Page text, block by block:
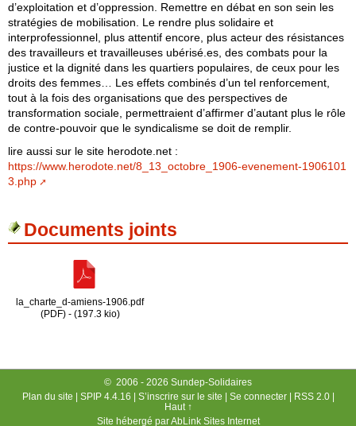
d’exploitation et d’oppression. Remettre en débat en son sein les
stratégies de mobilisation. Le rendre plus solidaire et
interprofessionnel, plus attentif encore, plus acteur des résistances
des travailleurs et travailleuses ubérisé.es, des combats pour la
justice et la dignité dans les quartiers populaires, de ceux pour les
droits des femmes… Les effets combinés d’un tel renforcement,
tout à la fois des organisations que des perspectives de
transformation sociale, permettraient d’affirmer d’autant plus le rôle
de contre-pouvoir que le syndicalisme se doit de remplir.
lire aussi sur le site herodote.net :
https://www.herodote.net/8_13_octobre_1906-evenement-1906101
3.php
Documents joints
la_charte_d-amiens-1906.pdf
(PDF) - (197.3 kio)
© 2006 - 2026 Sundep-Solidaires
Plan du site
SPIP 4.4.16 S’inscrire sur le site Se connecter| RSS 2.0|
Haut ↑
Site hébergé parAbLink Sites Internet